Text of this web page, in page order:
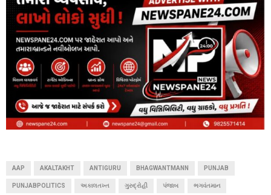
AAP AKALTAKHT ANTIGURU BHAGWANTMANN PUNJAB
PUNJABPOLITICS અકાલતખ્ત ગુરુદ્રોહી પંજાબ ભગવંતમાન